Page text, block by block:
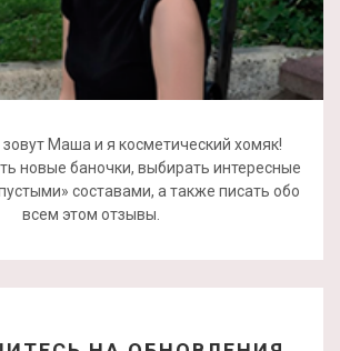
Маша и я косметический хомяк!
новые баночки, выбирать интересные
составами, а также писать обо
всем этом отзывы.